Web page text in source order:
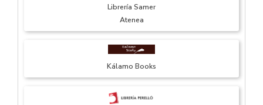
Librería Samer
Atenea
Kálamo Books